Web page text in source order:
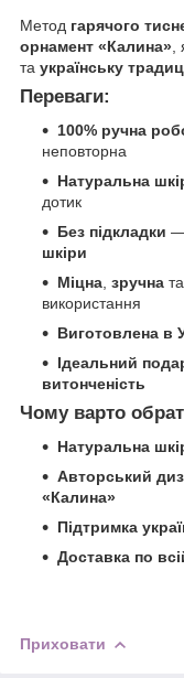
Метод гарячого
орнамент «Калина»,
та українську
Переваги:
100% ручна
неповторна
Натуральна
дотик
Без підкладки —
шкіри
Міцна, зручна
використання
Виготовлена в
Ідеальний
витонченість
Чому варто
Натуральна
Авторський
«Калина»
Підтримка
Доставка по
Приховати